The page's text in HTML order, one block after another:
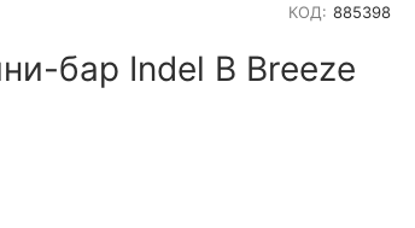
КОД: 885398
бар Indel B Breeze